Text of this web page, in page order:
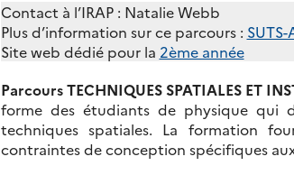
Contact à l’IRAP : Natalie Webb
Plus d’information sur ce parcours : SUTS-
Site web dédié pour la 2ème année
Parcours TECHNIQUES SPATIALES ET
forme des étudiants de physique qui
techniques spatiales. La formation
contraintes de conception spécifiques